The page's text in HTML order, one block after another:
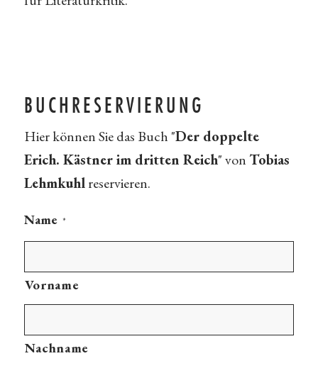
BUCHRESERVIERUNG
Hier können Sie das Buch "Der doppelte
Erich. Kästner im dritten Reich" vonTobias
Lehmkuhlreservieren.
Name *
Vorname
Nachname